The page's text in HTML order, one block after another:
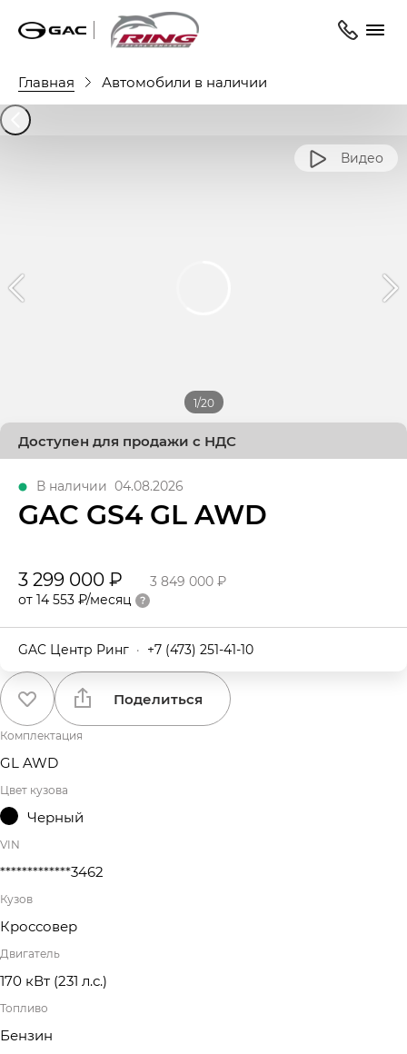
Главная Автомобили в наличии
1/20
Видео
Доступен для продажи с НДС
В наличии 04.08.2026
GAC GS4 GL AWD
3 299 000 ₽
3 849 000 ₽
от 14 553 ₽/месяц
GAC Центр Ринг · +7 (473) 251-41-10
Поделиться
Комплектация
GL AWD
Цвет кузова
Черный
VIN
*************3462
Кузов
Кроссовер
Двигатель
170 кВт (231 л.с.)
Топливо
Бензин